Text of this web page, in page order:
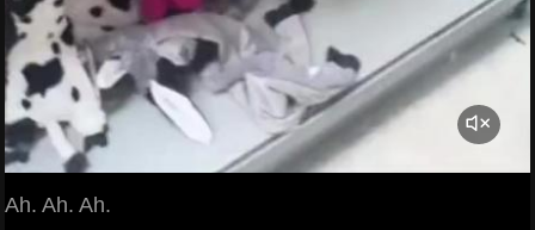
Ah. Ah. Ah.